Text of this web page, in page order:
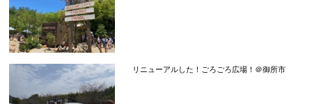
リニューアルした！ごろごろ広場！＠御所市